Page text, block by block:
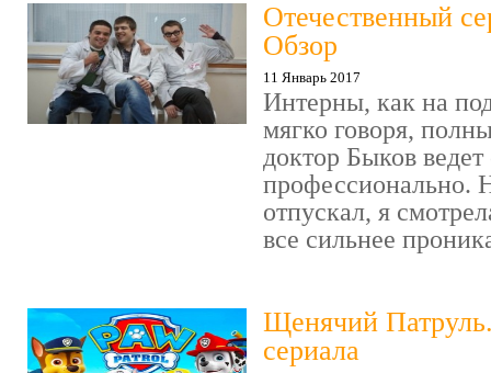
Отечественный
Обзор
11 Январь 2017
Интерны, как на
мягко говоря,
доктор Быков ведет
профессионально.
отпускал, я
все сильнее
Щенячий
сериала